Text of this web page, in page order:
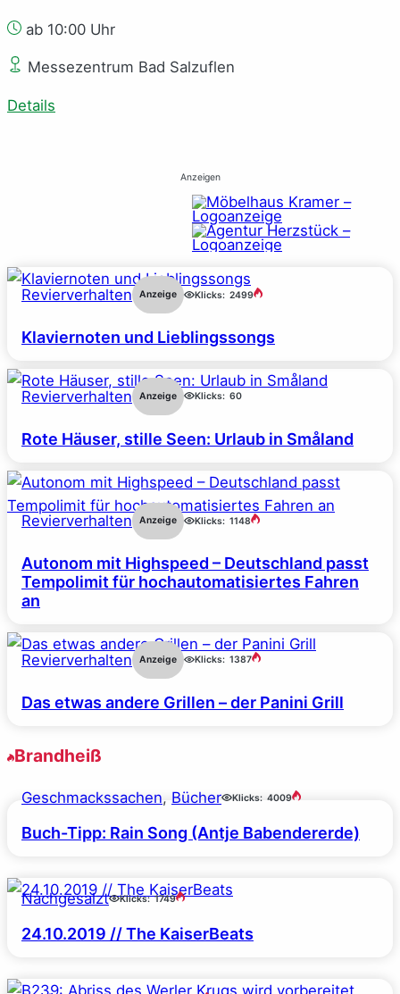
ab 10:00 Uhr
Messezentrum Bad Salzuflen
Details
Anzeigen
Revierverhalten Anzeige Klicks: 2499
Klaviernoten und Lieblingssongs
Revierverhalten Anzeige Klicks: 60
Rote Häuser, stille Seen: Urlaub in Småland
Revierverhalten Anzeige Klicks: 1148
Autonom mit Highspeed – Deutschland passt
Tempolimit für hochautomatisiertes Fahren
an
Revierverhalten Anzeige Klicks: 1387
Das etwas andere Grillen – der Panini Grill
Brandheiß
Geschmackssachen, Bücher Klicks: 4009
Buch-Tipp: Rain Song (Antje Babendererde)
Nachgesalzt Klicks: 1749
24.10.2019 // The KaiserBeats